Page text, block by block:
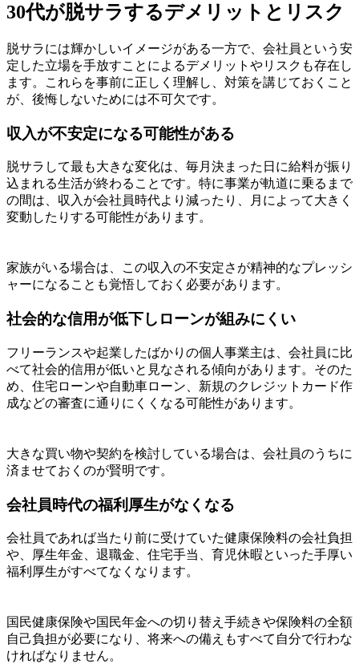
30代が脱サラするデメリットとリスク
脱サラには輝かしいイメージがある一方で、会社員という安
定した立場を手放すことによるデメリットやリスクも存在し
ます。これらを事前に正しく理解し、対策を講じておくこと
が、後悔しないためには不可欠です。
収入が不安定になる可能性がある
脱サラして最も大きな変化は、毎月決まった日に給料が振り
込まれる生活が終わることです。特に事業が軌道に乗るまで
の間は、収入が会社員時代より減ったり、月によって大きく
変動したりする可能性があります。
家族がいる場合は、この収入の不安定さが精神的なプレッシ
ャーになることも覚悟しておく必要があります。
社会的な信用が低下しローンが組みにくい
フリーランスや起業したばかりの個人事業主は、会社員に比
べて社会的信用が低いと見なされる傾向があります。そのた
め、住宅ローンや自動車ローン、新規のクレジットカード作
成などの審査に通りにくくなる可能性があります。
大きな買い物や契約を検討している場合は、会社員のうちに
済ませておくのが賢明です。
会社員時代の福利厚生がなくなる
会社員であれば当たり前に受けていた健康保険料の会社負担
や、厚生年金、退職金、住宅手当、育児休暇といった手厚い
福利厚生がすべてなくなります。
国民健康保険や国民年金への切り替え手続きや保険料の全額
自己負担が必要になり、将来への備えもすべて自分で行わな
ければなりません。